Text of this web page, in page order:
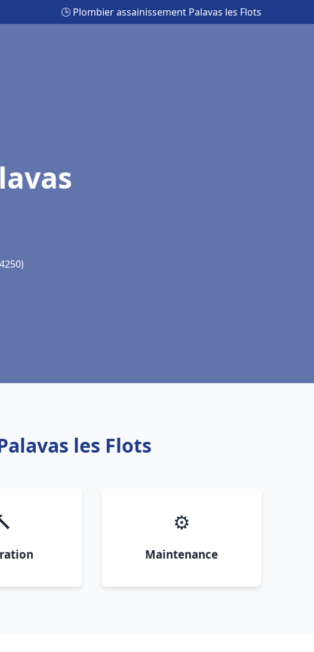
🕒 Plombier assainissement Palavas les Flots
les Flots
⚙️
Maintenance